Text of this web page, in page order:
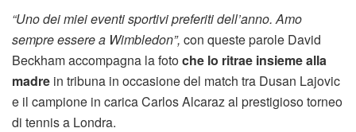
“Uno dei miei eventi sportivi preferiti dell’anno. Amo
sempre essere a Wimbledon”, con queste parole David
Beckham accompagna la fotoche lo ritrae insieme alla
madre in tribuna in occasione del match tra Dusan Lajovic
e il campione in carica Carlos Alcaraz al prestigioso torneo
di tennis a Londra.